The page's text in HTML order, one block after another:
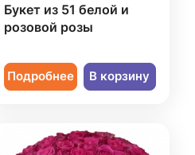
Букет из 51 белой и
розовой розы
Подробнее В корзину